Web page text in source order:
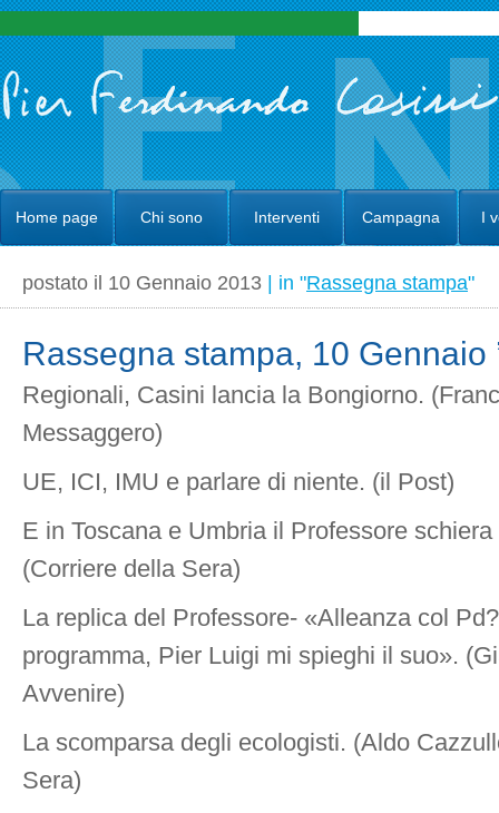
Home page Chi sono Interventi Campagna I
postato il 10 Gennaio 2013 | in "Rassegna stampa"
Rassegna stampa, 10 Gennaio
Regionali, Casini lancia la Bongiorno.
Messaggero)
UE, ICI, IMU e parlare di niente. (il Post)
E in Toscana e Umbria il Professore
(Corriere della Sera)
La replica del Professore- «Alleanza col
programma, Pier Luigi mi spieghi il suo».
Avvenire)
La scomparsa degli ecologisti. (Aldo
Sera)